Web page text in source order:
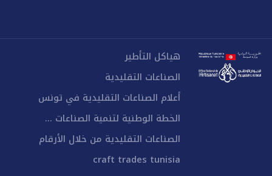
هياكل التأطير
الصناعات التقليدية
أعلام الصناعات التقليدية في تونس
الخطة الوطنية لتنمية الصناعات ...
الصناعات التقليدية من خلال الأرقام
craft trades tunisia